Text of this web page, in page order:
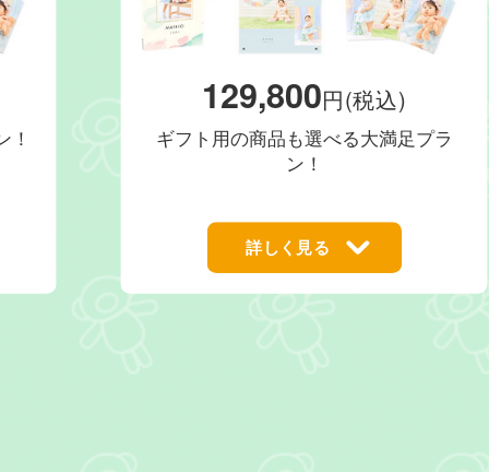
！
129,800円(税込)
ギフト用の商品も選べる大満足プラ
ン！
詳しく見る